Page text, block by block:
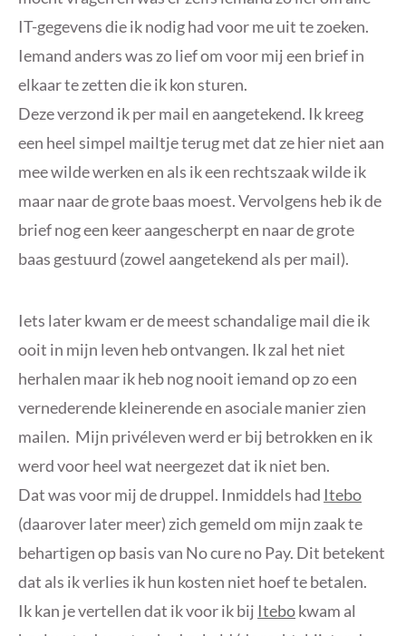
IT-gegevens die ik nodig had voor me uit te zoeken.
Iemand anders was zo lief om voor mij een brief in
elkaar te zetten die ik kon sturen.
Deze verzond ik per mail en aangetekend. Ik kreeg
een heel simpel mailtje terug met dat ze hier niet aan
mee wilde werken en als ik een rechtszaak wilde ik
maar naar de grote baas moest. Vervolgens heb ik de
brief nog een keer aangescherpt en naar de grote
baas gestuurd (zowel aangetekend als per mail).
Iets later kwam er de meest schandalige mail die ik
ooit in mijn leven heb ontvangen. Ik zal het niet
herhalen maar ik heb nog nooit iemand op zo een
vernederende kleinerende en asociale manier zien
mailen. Mijn privéleven werd er bij betrokken en ik
werd voor heel wat neergezet dat ik niet ben.
Dat was voor mij de druppel. Inmiddels had Itebo
(daarover later meer) zich gemeld om mijn zaak te
behartigen op basis van No cure no Pay. Dit betekent
dat als ik verlies ik hun kosten niet hoef te betalen.
Ik kan je vertellen dat ik voor ik bij Itebokwam al